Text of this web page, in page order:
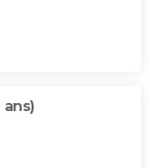
ans)